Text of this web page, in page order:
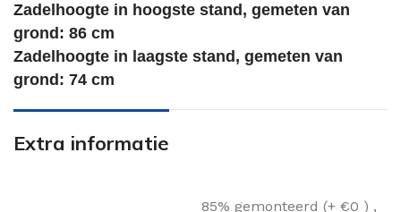
Zadelhoogte in hoogste stand, gemeten van
grond: 86 cm
Zadelhoogte in laagste stand, gemeten van
grond: 74 cm
Extra informatie
85% gemonteerd (+ €0 ) ,